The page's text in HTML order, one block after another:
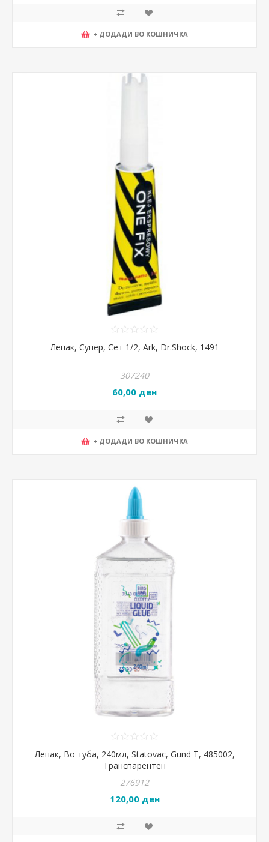
+ ДОДАДИ ВО КОШНИЧКА
Лепак, Супер, Сет 1/2, Ark, Dr.Shock, 1491
307240
60,00 ден
+ ДОДАДИ ВО КОШНИЧКА
Лепак, Во туба, 240мл, Statovac, Gund T, 485002,
Транспарентен
276912
120,00 ден